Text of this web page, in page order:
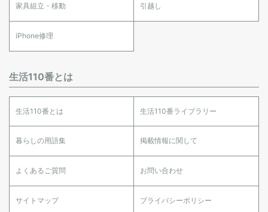
家具組立・移動 引越し
iPhone修理
生活110番とは
生活110番とは 生活110番ライブラリー
暮らしの用語集 掲載情報に関して
よくあるご質問 お問い合わせ
サイトマップ プライバシーポリシー